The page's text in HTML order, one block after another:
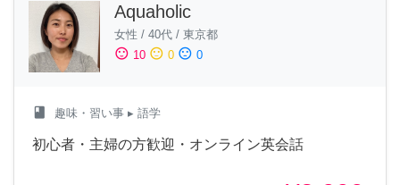
Aquaholic
女性 / 40代 / 東京都
sentiment_satisfied 10 sentiment_neutral 0 sentiment_dissatisfied 0
class 趣味・習い事 ▸ 語学
初心者・主婦の方歓迎・オンライン英会話